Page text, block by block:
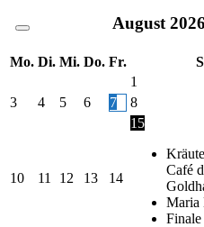
August 2026
Mo. Di. Mi. Do. Fr.
1
3
4 5 6 7 8
10 11 12 13 14
15
Café
Maria